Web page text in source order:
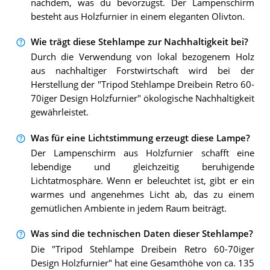
nachdem, was du bevorzugst. Der Lampenschirm
besteht aus Holzfurnier in einem eleganten Olivton.
Wie trägt diese Stehlampe zur Nachhaltigkeit bei?
Durch die Verwendung von lokal bezogenem Holz
aus nachhaltiger Forstwirtschaft wird bei der
Herstellung der "Tripod Stehlampe Dreibein Retro 60-
70iger Design Holzfurnier" ökologische Nachhaltigkeit
gewährleistet.
Was für eine Lichtstimmung erzeugt diese Lampe?
Der Lampenschirm aus Holzfurnier schafft eine
lebendige und gleichzeitig beruhigende
Lichtatmosphäre. Wenn er beleuchtet ist, gibt er ein
warmes und angenehmes Licht ab, das zu einem
gemütlichen Ambiente in jedem Raum beiträgt.
Was sind die technischen Daten dieser Stehlampe?
Die "Tripod Stehlampe Dreibein Retro 60-70iger
Design Holzfurnier" hat eine Gesamthöhe von ca. 135